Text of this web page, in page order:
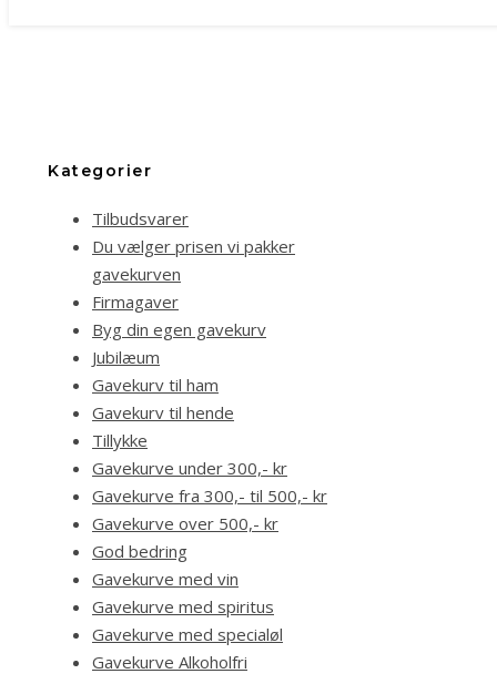
Kategorier
Tilbudsvarer
Du vælger prisen vi pakker
gavekurven
Firmagaver
Byg din egen gavekurv
Jubilæum
Gavekurv til ham
Gavekurv til hende
Tillykke
Gavekurve under 300,- kr
Gavekurve fra 300,- til 500,- kr
Gavekurve over 500,- kr
God bedring
Gavekurve med vin
Gavekurve med spiritus
Gavekurve med specialøl
Gavekurve Alkoholfri